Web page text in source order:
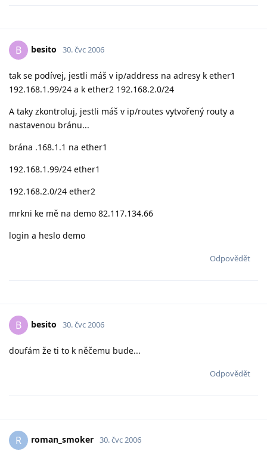
B besito 30. čvc 2006
tak se podívej, jestli máš v ip/address na adresy k ether1
192.168.1.99/24 a k ether2 192.168.2.0/24
A taky zkontroluj, jestli máš v ip/routes vytvořený routy a
nastavenou bránu...
brána .168.1.1 na ether1
192.168.1.99/24 ether1
192.168.2.0/24 ether2
mrkni ke mě na demo 82.117.134.66
login a heslo demo
Odpovědět
B besito 30. čvc 2006
doufám že ti to k něčemu bude...
Odpovědět
R roman_smoker 30. čvc 2006